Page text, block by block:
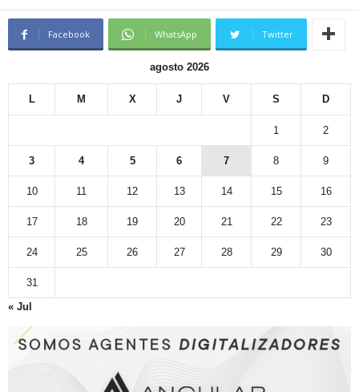
Facebook WhatsApp Twitter
agosto 2026
L M X J V S D
1 2
3 4 5 6 7 8 9
10 11 12 13 14 15 16
17 18 19 20 21 22 23
24 25 26 27 28 29 30
31
« Jul